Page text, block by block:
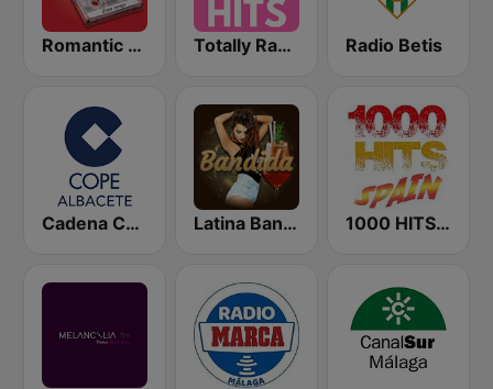
Romantic Vibes Totally Radio Hits Radio Betis
Cadena COPE Albacete Latina Bandida! 1000 HITS Spain